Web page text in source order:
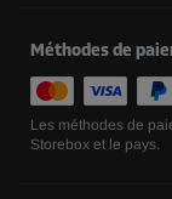
Méthodes de
Les méthodes de
Storebox et le pays.